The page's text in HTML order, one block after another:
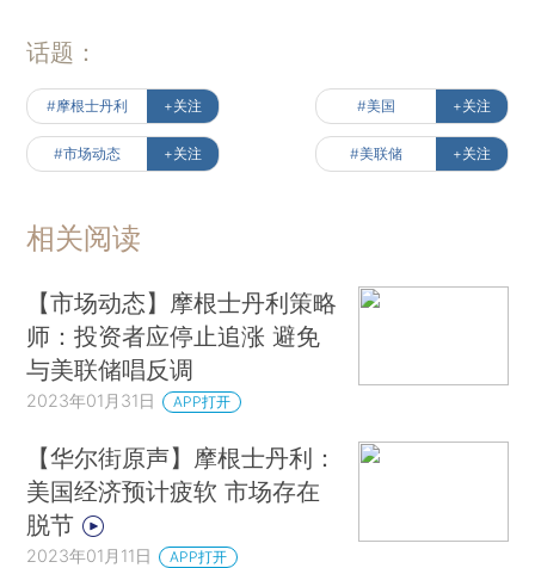
话题：
#摩根士丹利 +关注 #美国 +关注
#市场动态 +关注 #美联储 +关注
相关阅读
【市场动态】摩根士丹利策略
师：投资者应停止追涨 避免
与美联储唱反调
2023年01月31日 APP打开
【华尔街原声】摩根士丹利：
美国经济预计疲软 市场存在
脱节
2023年01月11日 APP打开